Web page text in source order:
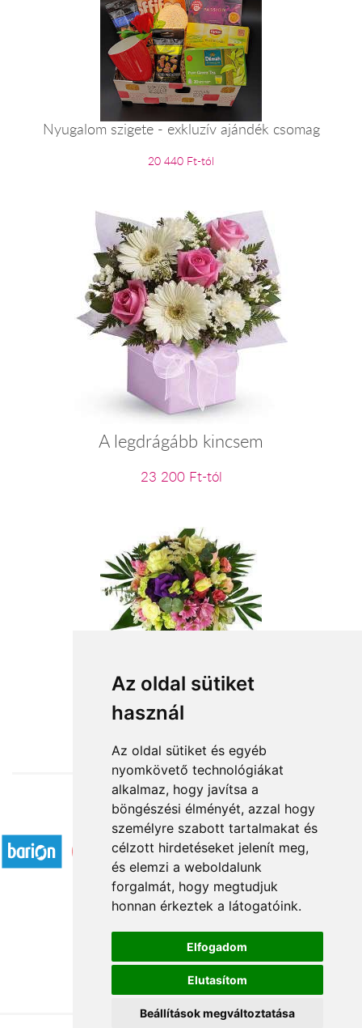
Az oldal sütiket
használ
Az oldal sütiket és egyéb
nyomkövető technológiákat
alkalmaz, hogy javítsa a
böngészési élményét, azzal hogy
személyre szabott tartalmakat és
célzott hirdetéseket jelenít meg,
és elemzi a weboldalunk
forgalmát, hogy megtudjuk
honnan érkeztek a látogatóink.
Elfogadom
Elutasítom
Beállítások megváltoztatása
Nyugalom szigete - exkluzív ajándék csomag
20 440 Ft-tól
A legdrágább kincsem
23 200 Ft-tól
Szívből névnapodra
24 720 Ft-tól
Elfogadott fizetési módok
Á.SZ.F.
Impresszum
Adatkezelési tájékoztató